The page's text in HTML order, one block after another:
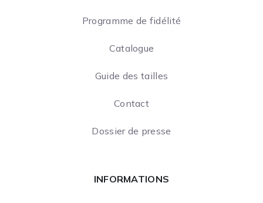
Programme de fidélité
Catalogue
Guide des tailles
Contact
Dossier de presse
INFORMATIONS